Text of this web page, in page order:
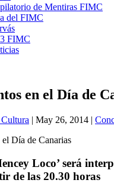
de Mentiras FIMC
del FIMC
FIMC
en el Día de
| May 26, 2014 |
Loco’ será
de las 20.30 horas